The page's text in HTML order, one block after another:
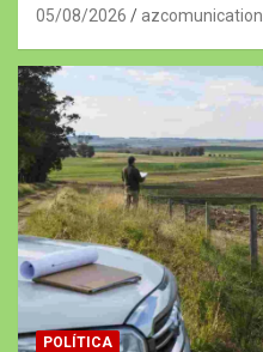
05/08/2026 azcomunication
POLÍTICA